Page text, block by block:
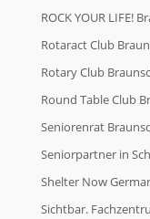
ROCK YOUR LIFE!
Rotaract Club
Rotary Club
Round Table Club
Seniorenrat
Seniorpartner in
Shelter Now
Sichtbar.